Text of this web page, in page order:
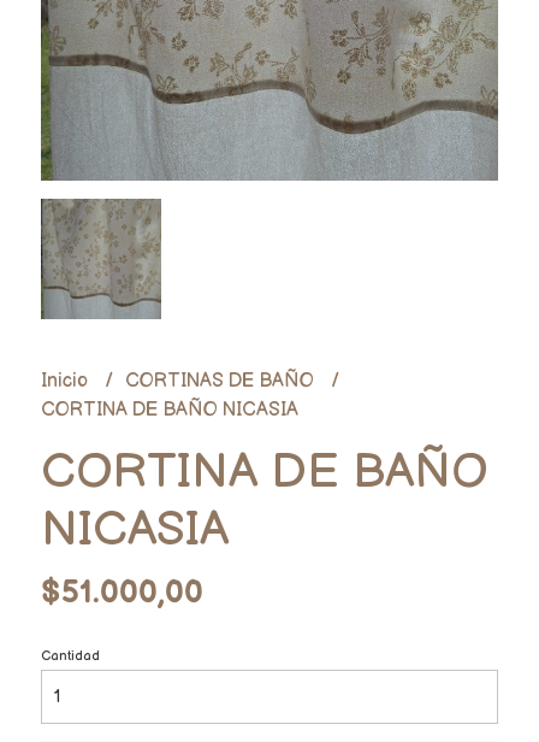
Inicio
CORTINAS DE BAÑO
CORTINA DE BAÑO NICASIA
CORTINA DE BAÑO
NICASIA
$51.000,00
Cantidad